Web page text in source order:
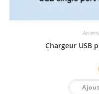
Chargeur USB